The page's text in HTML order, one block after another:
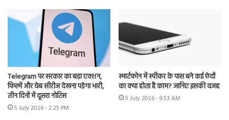
Telegram पर सरकार का बड़ा एक्शन,
फिल्में और वेब सीरीज देखना पड़ेगा भारी,
तीन दिनों में दूसरा नोटिस
5 July 2026 - 2:25 PM
स्मार्टफोन में स्पीकर के पास बने कई छेदों
का क्या होता है काम? जानिए इसकी वजह
5 July 2026 - 9:53 AM